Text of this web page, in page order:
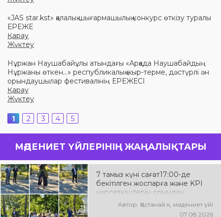
«JAS star.kst» қалалық шығармашылық конкурс өткізу туралы
ЕРЕЖЕ
Қарау
Жүктеу
Нұржан Наушабайұлы атындағы «Арқада Наушабайдың
Нұржаны өткен...» республикалық жыр-терме, дәстүрлі ән
орындаушылар фестивалінің ЕРЕЖЕСІ
Қарау
Жүктеу
1 2 3 4 5
МӘДЕНИЕТ ҮЙЛЕРІНІҢ ЖАҢАЛЫҚТАРЫ
7 тамыз күні сағат17:00-де
бекітілген жоспарға және KPI
көрсеткіштерін орындау
аясында «Таза Қазақстан»
экологиялық акциясына арналған
Автор: Қостанай қ. мәдениет үйі
07.08.2026